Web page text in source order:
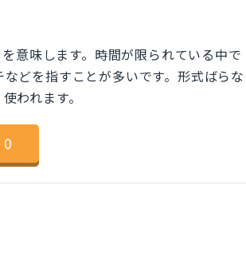
味します。時間が限られている中で
どを指すことが多いです。形式ばらな
われます。
0